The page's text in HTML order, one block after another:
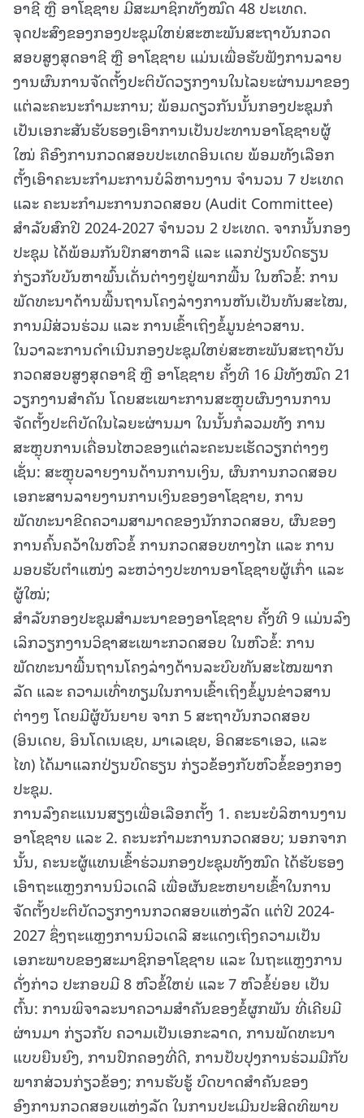
ອາຊີ ຫຼື ອາໂຊຊາຍ ມີສະມາຊິກທັງໝົດ 48 ປະເທດ.
ຈຸດປະສົງຂອງກອງປະຊຸມໃຫຍ່ສະຫະພັນສະຖາບັນກວດ
ສອບສູງສຸດອາຊີ ຫຼື ອາໂຊຊາຍ ແມ່ນເພື່ອຮັບຟັງການລາຍ
ງານຜົນການຈັດຕັ້ງປະຕິບັດວຽກງານໃນໄລຍະຜ່ານມາຂອງ
ແຕ່ລະຄະນະກໍາມະການ; ພ້ອມດຽວກັນນັ້ນກອງປະຊຸມກໍ
ເປັນເອກະສັນຮັບຮອງເອົາການເປັນປະທານອາໂຊຊາຍຜູ້
ໃໝ່ ຄືອົງການກວດສອບປະເທດອິນເດຍ ພ້ອມທັງເລືອກ
ຕັ້ງເອົາຄະນະກໍາມະການບໍລິຫານງານ ຈໍານວນ 7 ປະເທດ
ແລະ ຄະນະກໍາມະການກວດສອບ (Audit Committee)
ສໍາລັບສົກປີ 2024-2027 ຈໍານວນ 2 ປະເທດ. ຈາກນັ້ນກອງ
ປະຊຸມ ໄດ້ພ້ອມກັນປຶກສາຫາລື ແລະ ແລກປ່ຽນບົດຮຽນ
ກ່ຽວກັບບັນຫາພົ້ນເດັ່ນຕ່າງໆຢູ່ພາກພື້ນ ໃນຫົວຂໍ້: ການ
ພັດທະນາດ້ານພື້ນຖານໂຄງລ່າງການຫັນເປັນທັນສະໄໝ,
ການມີສ່ວນຮ່ວມ ແລະ ການເຂົ້າເຖິງຂໍ້ມູນຂ່າວສານ.
ໃນວາລະການດໍາເນີນກອງປະຊຸມໃຫຍ່ສະຫະພັນສະຖາບັນ
ກວດສອບສູງສຸດອາຊີ ຫຼື ອາໂຊຊາຍ ຄັ້ງທີ 16 ມີທັງໝົດ 21
ວຽກງານສໍາຄັນ ໂດຍສະເພາະການສະຫຼຸບຜົນງານການ
ຈັດຕັ້ງປະຕິບັດໃນໄລຍະຜ່ານມາ ໃນນັ້ນກໍລວມທັງ ການ
ສະຫຼຸບການເຄື່ອນໄຫວຂອງແຕ່ລະຄະນະເຮັດວຽກຕ່າງໆ
ເຊັ່ນ: ສະຫຼຸບລາຍງານດ້ານການເງິນ, ຜົນການກວດສອບ
ເອກະສານລາຍງານການເງິນຂອງອາໂຊຊາຍ, ການ
ພັດທະນາຂີດຄວາມສາມາດຂອງນັກກວດສອບ, ຜົນຂອງ
ການຄົ້ນຄວ້າໃນຫົວຂໍ້ ການກວດສອບທາງໄກ ແລະ ການ
ມອບຮັບຕຳແໜ່ງ ລະຫວ່າງປະທານອາໂຊຊາຍຜູ້ເກົ່າ ແລະ
ຜູ້ໃໝ່;
ສໍາລັບກອງປະຊຸມສໍາມະນາຂອງອາໂຊຊາຍ ຄັ້ງທີ 9 ແມ່ນລົງ
ເລິກວຽກງານວິຊາສະເພາະກວດສອບ ໃນຫົວຂໍ້: ການ
ພັດທະນາພື້ນຖານໂຄງລ່າງດ້ານລະບົບທັນສະໄໝພາກ
ລັດ ແລະ ຄວາມເທົ່າທຽມໃນການເຂົ້າເຖິງຂໍ້ມູນຂ່າວສານ
ຕ່າງໆ ໂດຍມີຜູ້ບັນຍາຍ ຈາກ 5 ສະຖາບັນກວດສອບ
(ອິນເດຍ, ອິນໂດເນເຊຍ, ມາເລເຊຍ, ອິດສະຣາເອວ, ແລະ
ໄທ) ໄດ້ມາແລກປ່ຽນບົດຮຽນ ກ່ຽວຂ້ອງກັບຫົວຂໍ້ຂອງກອງ
ປະຊຸມ.
ການລົງຄະແນນສຽງເພື່ອເລືອກຕັ້ງ 1. ຄະນະບໍລິຫານງານ
ອາໂຊຊາຍ ແລະ 2. ຄະນະກໍາມະການກວດສອບ; ນອກຈາກ
ນັ້ນ, ຄະນະຜູ້ແທນເຂົ້າຮ່ວມກອງປະຊຸມທັງໝົດ ໄດ້ຮັບຮອງ
ເອົາຖະແຫຼງການນິວເດລີ ເພື່ອຜັນຂະຫຍາຍເຂົ້າໃນການ
ຈັດຕັ້ງປະຕິບັດວຽກງານກວດສອບແຫ່ງລັດ ແຕ່ປີ 2024-
2027 ຊຶ່ງຖະແຫຼງການນິວເດລີ ສະແດງເຖິງຄວາມເປັນ
ເອກະພາບຂອງສະມາຊິກອາໂຊຊາຍ ແລະ ໃນຖະແຫຼງການ
ດັ່ງກ່າວ ປະກອບມີ 8 ຫົວຂໍ້ໃຫຍ່ ແລະ 7 ຫົວຂໍ້ຍ່ອຍ ເປັນ
ຕົ້ນ: ການພິຈາລະນາຄວາມສໍາຄັນຂອງຂໍ້ຜູກພັນ ທີ່ເຄີຍມີ
ຜ່ານມາ ກ່ຽວກັບ ຄວາມເປັນເອກະລາດ, ການພັດທະນາ
ແບບຍືນຍົງ, ການປົກຄອງທີ່ດີ, ການປັບປຸງການຮ່ວມມືກັບ
ພາກສ່ວນກ່ຽວຂ້ອງ; ການຮັບຮູ້ ບົດບາດສຳຄັນຂອງ
ອົງການກວດສອບແຫ່ງລັດ ໃນການປະເມີນປະສິດທິພາບ